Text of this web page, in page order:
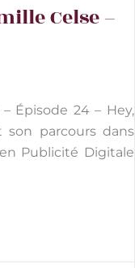
Celse –
Épisode 24 – Hey,
son parcours dans
Publicité Digitale